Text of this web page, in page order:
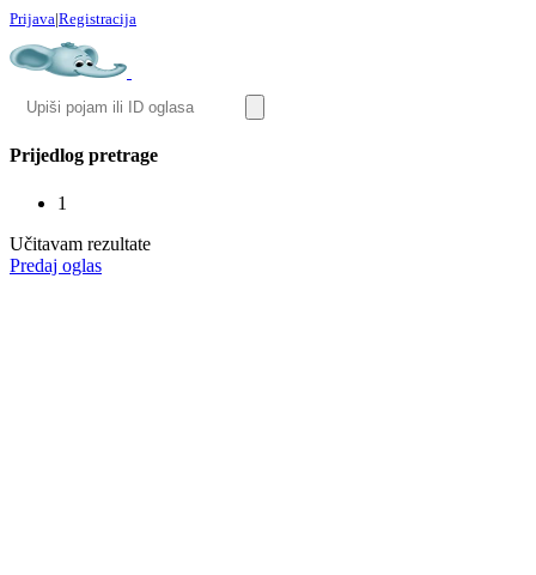
Prijava|Registracija
Prijedlog pretrage
1
Učitavam rezultate
Predaj oglas